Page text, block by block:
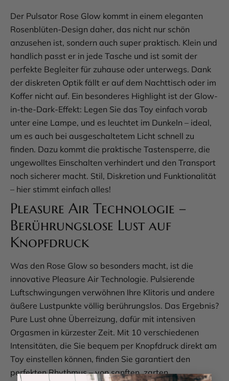
Der Pulsator Rose Glow kommt in einem eleganten
Rosenblüten-Design daher, das nicht nur schön
anzusehen ist, sondern auch super praktisch. Klein und
handlich passt er in jede Tasche und ist somit der
perfekte Begleiter für zuhause oder unterwegs. Dank
der diskreten Optik fällt er auf dem Nachttisch oder im
Koffer nicht auf. Ein besonderes Highlight ist der Glow-
in-the-Dark-Effekt: Legen Sie das Toy einfach vorab
unter eine Lampe, und es leuchtet im Dunkeln – ideal,
um es auch bei ausgeschaltetem Licht schnell zu
finden. Dazu kommt die praktische Tastensperre, die
ungewolltes Einschalten verhindert und den Transport
noch sicherer macht. Stil, Diskretion und Funktionalität
– hier stimmt einfach alles!
Pleasure Air Technologie –
Berührungslose Lust auf
Knopfdruck
Was den Rose Glow so besonders macht, ist die
innovative Pleasure Air Technologie. Pulsierende
Luftschwingungen verwöhnen Ihre Klitoris und andere
äußere Lustpunkte völlig berührungslos. Das Ergebnis?
Pure Lust ohne Überreizung, dafür mit intensiven
Orgasmen in kürzester Zeit. Mit 10 verschiedenen
Intensitäten, die Sie bequem per Knopfdruck direkt am
Toy einstellen können, finden Sie garantiert den
perfekten Rhythmus – von sanften, zarten